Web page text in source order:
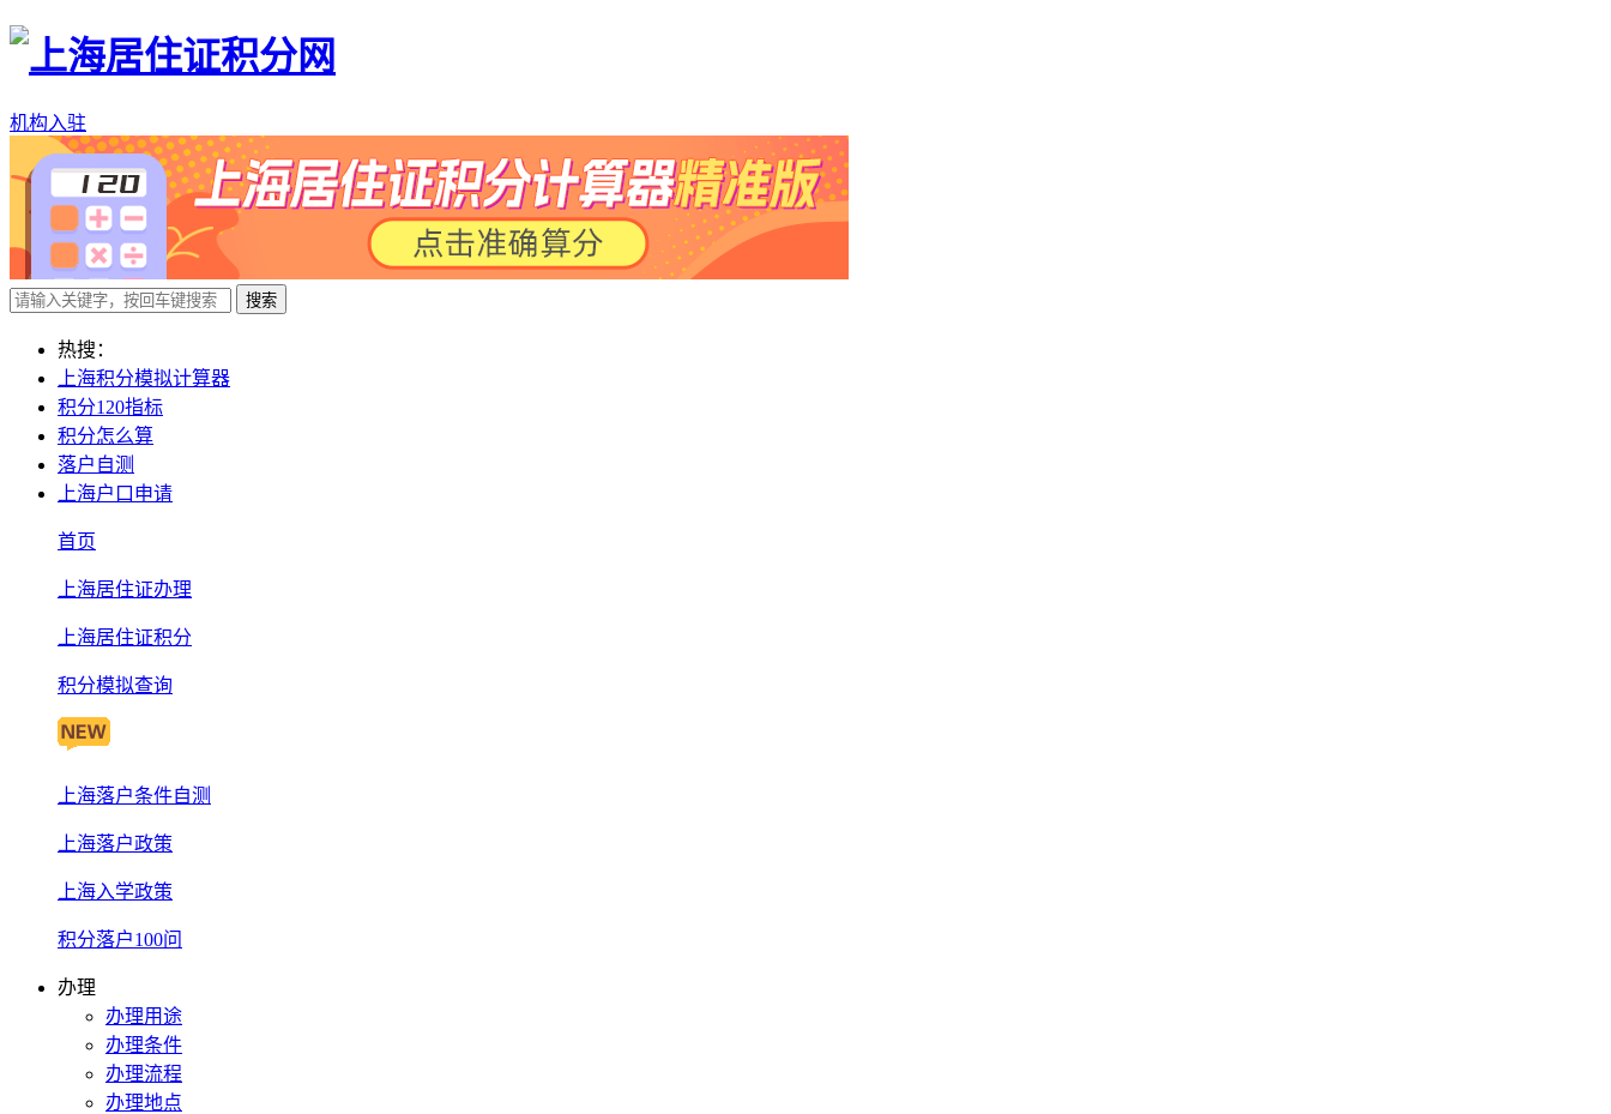
机构入驻
搜索
热搜：
上海积分模拟计算器
积分120指标
积分怎么算
落户自测
上海户口申请
首页
上海居住证办理
上海居住证积分
积分模拟查询
上海落户条件自测
上海落户政策
上海入学政策
积分落户100问
办理
办理用途
办理条件
办理流程
办理地点